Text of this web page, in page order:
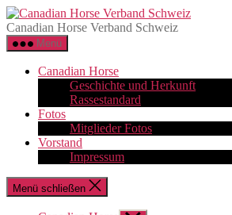
Zum
Inhalt
springen
Canadian
Canadian Horse Verband Schweiz
Menü
Canadian Horse
Geschichte und Herkunft
Rassestandard
Fotos
Mitglieder Fotos
Vorstand
Impressum
Menü schließen